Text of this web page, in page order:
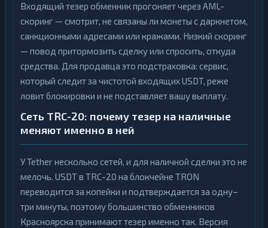
Входящий тезер обменник прогоняет через AML-
скоринг — смотрит, не связаны ли монеты с даркнетом,
санкционными адресами или кражами. Низкий скоринг
— повод притормозить сделку или спросить, откуда
средства. Для продавца это подстраховка: сервис,
который следит за чистотой входящих USDT, реже
ловит блокировки и не подставляет вашу выплату.
Сеть TRC-20: почему тезер на наличные
меняют именно в ней
У Tether несколько сетей, и для наличной сделки это не
мелочь. USDT в TRC-20 на блокчейне TRON
переводится за копейки и подтверждается за одну–
три минуты, поэтому большинство обменников
Красноярска принимают тезер именно так. Версия